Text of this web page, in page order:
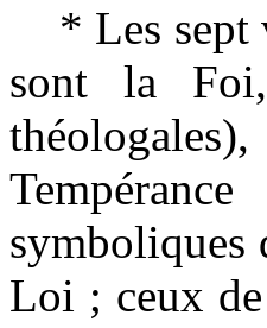
* Les sept
sont la
symboliques
Loi ; ceux de